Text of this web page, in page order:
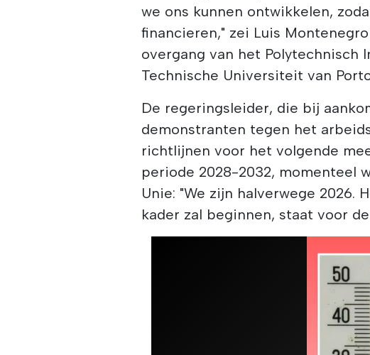
we ons kunnen ontwikkelen,
financieren," zei Luis
overgang van het Polytechnisch
Technische Universiteit van
De regeringsleider, die bij
demonstranten tegen het
richtlijnen voor het volgende
periode 2028-2032, momenteel
Unie: "We zijn halverwege 2026.
kader zal beginnen, staat voor